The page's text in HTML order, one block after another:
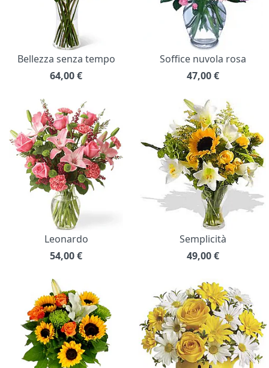
Bellezza senza tempo
64,00€
Soffice nuvola rosa
47,00€
Leonardo
54,00€
Semplicità
49,00€